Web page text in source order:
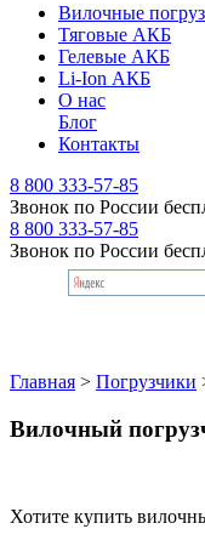
Вилочные
Тяговые АКБ
Гелевые АКБ
Li-Ion АКБ
О нас
Блог
Контакты
8 800 333-57-85
Звонок по России
8 800 333-57-85
Звонок по России
Главная > Погрузчики
Вилочный
Хотите купить